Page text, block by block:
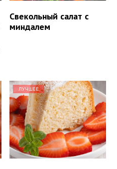
Свекольный салат с
миндалем
ЛУЧШЕЕ